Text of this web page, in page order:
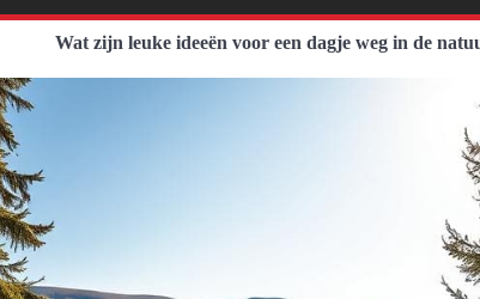
Wat zijn leuke ideeën voor een dagje weg in de